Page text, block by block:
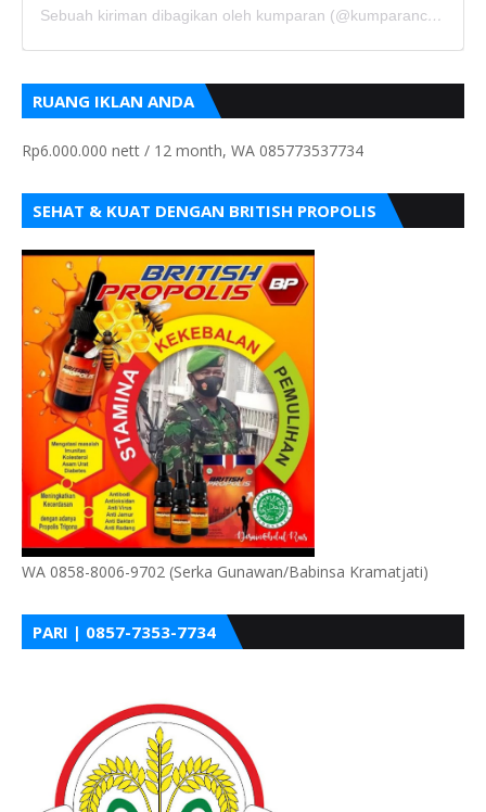
Sebuah kiriman dibagikan oleh kumparan (@kumparancom)
RUANG IKLAN ANDA
Rp6.000.000 nett / 12 month, WA 085773537734
SEHAT & KUAT DENGAN BRITISH PROPOLIS
WA 0858-8006-9702 (Serka Gunawan/Babinsa Kramatjati)
PARI | 0857-7353-7734